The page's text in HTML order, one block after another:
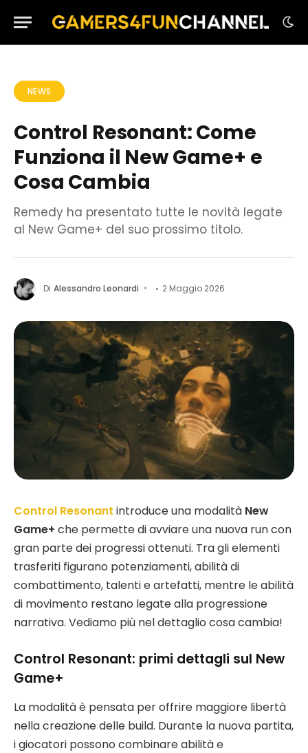
NEWS
Control Resonant: Come
Funziona il New Game+ e
Cosa Cambia
Remedy ha presentato tutte le novità legate
al New Game+ del suo prossimo titolo.
Di Alessandro Leonardi 2 Maggio 2026
Control Resonant introduce una modalità New
Game+ che permette di avviare una nuova run con
gran parte dei progressi ottenuti. Tra gli elementi
trasferiti figurano potenziamenti, abilità di
combattimento, talenti e artefatti, mentre le abilità
di movimento restano legate alla progressione
narrativa. Vediamo più nel dettaglio cosa cambia!
Control Resonant: primi dettagli sul New
Game+
La modalità è pensata per offrire maggiore libertà
nella creazione delle build. Durante la nuova partita,
i giocatori possono combinare abilità e